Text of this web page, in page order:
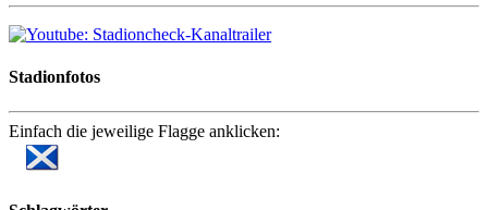
Stadionfotos
Einfach die jeweilige Flagge anklicken: